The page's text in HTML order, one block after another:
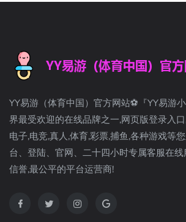
YY易游（体育中国）官方网站⚽️『YY易游
界最受欢迎的在线品牌之一,网页版登录入
电子,电竞,真人,体育,彩票,捕鱼,各种游戏等
台、登陆、官网、二十四小时专属客服在
信誉,最公平的平台运营商!